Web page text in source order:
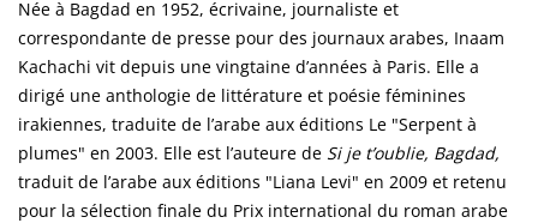
Née à Bagdad en 1952, écrivaine, journaliste et
correspondante de presse pour des journaux arabes, Inaam
Kachachi vit depuis une vingtaine d’années à Paris. Elle a
dirigé une anthologie de littérature et poésie féminines
irakiennes, traduite de l’arabe aux éditions Le "Serpent à
plumes" en 2003. Elle est l’auteure de Si je t’oublie, Bagdad,
traduit de l’arabe aux éditions "Liana Levi" en 2009 et retenu
pour la sélection finale du Prix international du roman arabe